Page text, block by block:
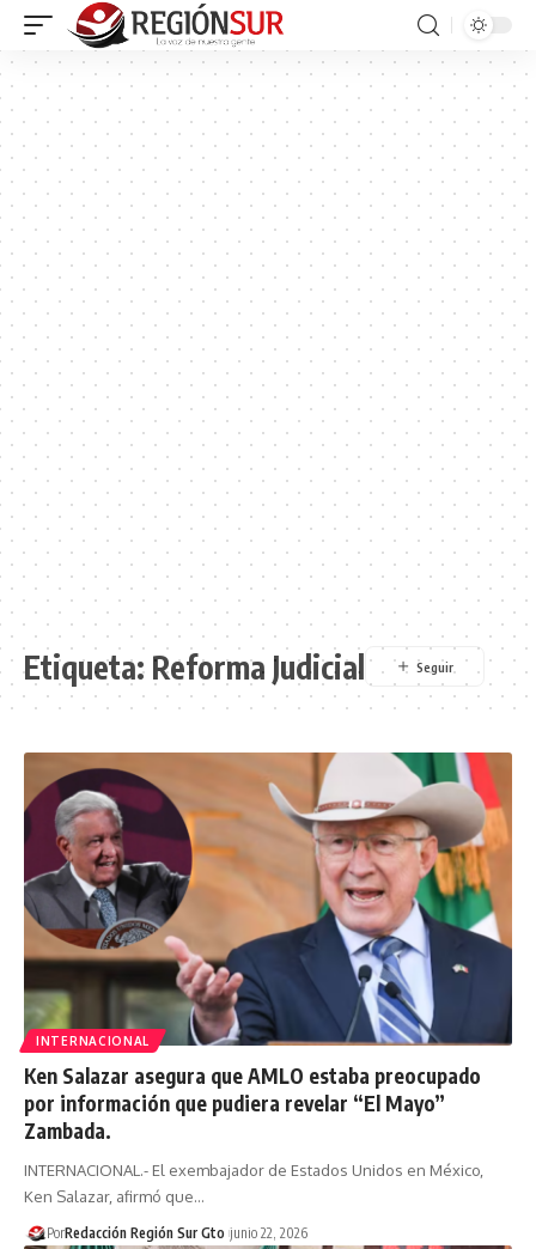
Etiqueta: Reforma Judicial
INTERNACIONAL
Ken Salazar asegura que AMLO estaba preocupado
por información que pudiera revelar “El Mayo”
Zambada.
INTERNACIONAL.- El exembajador de Estados Unidos en México,
Ken Salazar, afirmó que…
PorRedacción Región Sur Gto junio 22, 2026